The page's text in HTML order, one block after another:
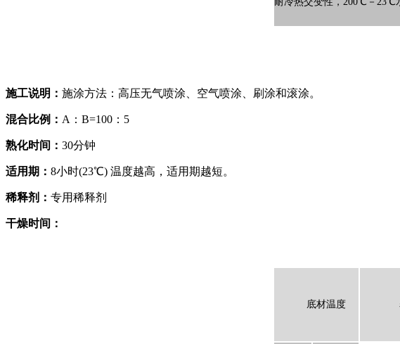
施工说明： 施涂方法：高压无气喷涂、空气喷涂、刷涂和滚涂。
混合比例： A：B=100：5
熟化时间： 30分钟
适用期： 8小时(23℃) 温度越高，适用期越短。
稀释剂： 专用稀释剂
干燥时间：
底材温度